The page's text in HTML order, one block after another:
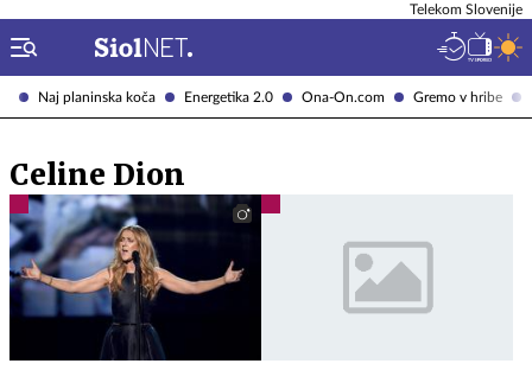
Naj planinska koča Energetika 2.0 Ona-On.com Gremo v hribe
Telekom Slovenije
Celine Dion